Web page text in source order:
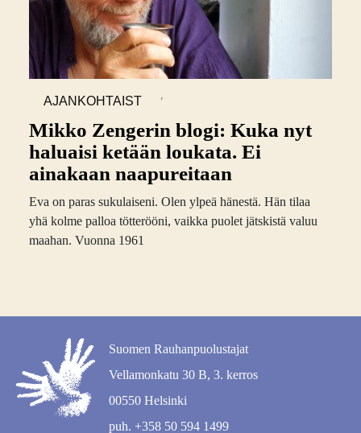
AJANKOHTAIST
Mikko Zengerin blogi: Kuka nyt
haluaisi ketään loukata. Ei
ainakaan naapureitaan
Eva on paras sukulaiseni. Olen ylpeä hänestä. Hän tilaa
yhä kolme palloa tötterööni, vaikka puolet jätskistä valuu
maahan. Vuonna 1961
Suomen Rauhanpuolustajat
Vellamonkatu 30 B, 3. kerros
00550 Helsinki
puh. +358 50 594 1499